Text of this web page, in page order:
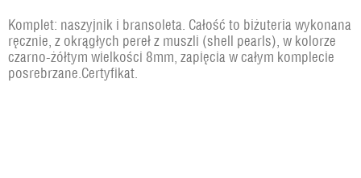
Komplet: naszyjnik i bransoleta. Całość to biżuteria wykonana
ręcznie, z okrągłych pereł z muszli (shell pearls), w kolorze
czarno-żółtym wielkości 8mm, zapięcia w całym komplecie
posrebrzane.Certyfikat.